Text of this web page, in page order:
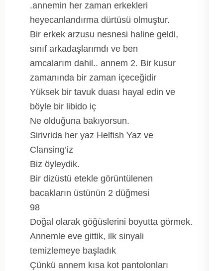
.annemin her zaman erkekleri
heyecanlandırma dürtüsü olmuştur.
Bir erkek arzusu nesnesi haline geldi,
sınıf arkadaşlarımdı ve ben
amcalarım dahil.. annem 2. Bir kusur
zamanında bir zaman içeceğidir
Yüksek bir tavuk duası hayal edin ve
böyle bir libido iç
Ne olduğuna bakıyorsun.
Sirivrida her yaz Helfish Yaz ve
Clansing’iz
Biz öyleydik.
Bir dizüstü etekle görüntülenen
bacakların üstünün 2 düğmesi
98
Doğal olarak göğüslerini boyutta görmek.
Annemle eve gittik, ilk sinyali
temizlemeye başladık
Çünkü annem kısa kot pantolonları